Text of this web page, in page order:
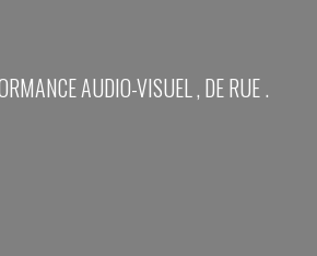
AUDIO-VISUEL , DE RUE .